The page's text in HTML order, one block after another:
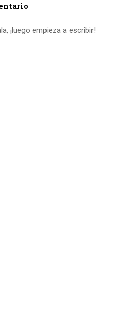
¡luego empieza a escribir!